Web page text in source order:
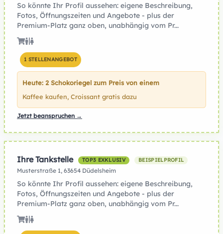
So könnte Ihr Profil aussehen: eigene Beschreibung,
Fotos, Öffnungszeiten und Angebote - plus der
Premium-Platz ganz oben, unabhängig vom Pr...
1 STELLENANGEBOT
Heute: 2 Schokoriegel zum Preis von einem
Kaffee kaufen, Croissant gratis dazu
Jetzt beanspruchen →
Ihre Tankstelle TOP3 EXKLUSIV BEISPIELPROFIL
Musterstraße 1, 63654 Düdelsheim
So könnte Ihr Profil aussehen: eigene Beschreibung,
Fotos, Öffnungszeiten und Angebote - plus der
Premium-Platz ganz oben, unabhängig vom Pr...